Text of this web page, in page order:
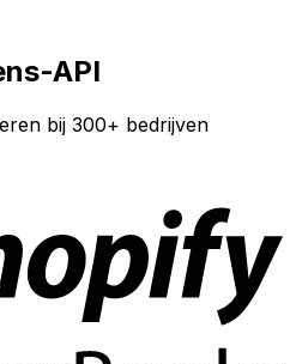
API
bij 300+ bedrijven